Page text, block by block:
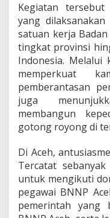
t
o
n
g
D
a
a
h
u
n
t
k
K
e
a
n
Kegiatan
yang
satuan kerja
tingkat provinsi
Indonesia.
memperkuat
pemberantasan
juga
membangun
gotong royong di
Di Aceh,
Tercatat
untuk mengikuti
pegawai BNNP
pemerintah yang